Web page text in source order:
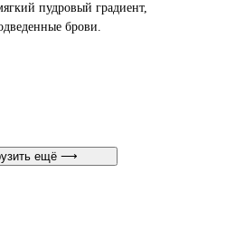
пудровый градиент,
брови.
ещё ⟶